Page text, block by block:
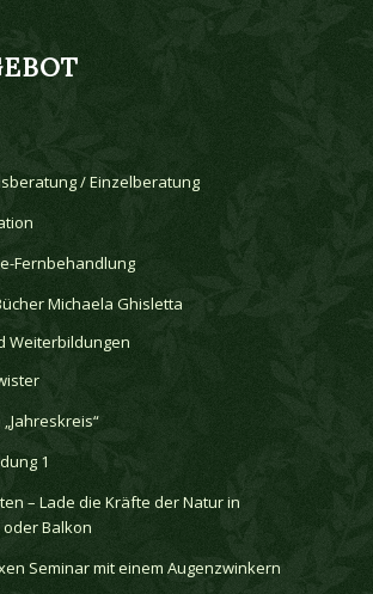
/ Einzelberatung
Fernbehandlung
Michaela Ghisletta
Weiterbildungen
1
– Lade die Kräfte der Natur in
Balkon
Seminar mit einem Augenzwinkern